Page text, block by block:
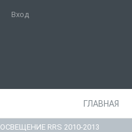
Вход
ГЛАВНАЯ
ОСВЕЩЕНИЕ RRS 2010-2013